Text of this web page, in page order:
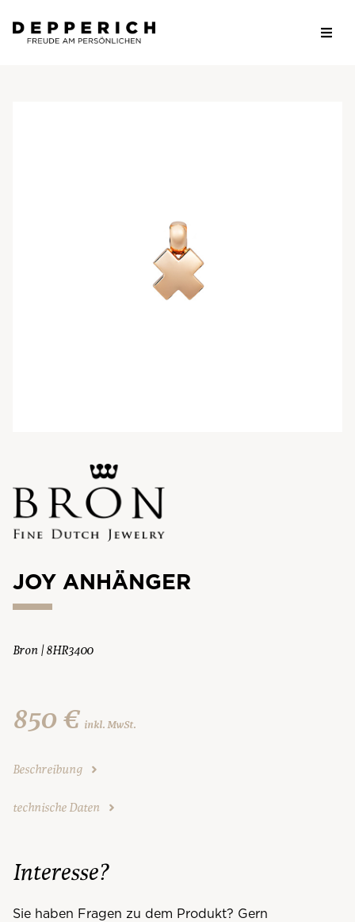
JOY ANHÄNGER
Bron | 8HR3400
850 € inkl. MwSt.
Beschreibung
technische Daten
Interesse?
Sie haben Fragen zu dem Produkt? Gern